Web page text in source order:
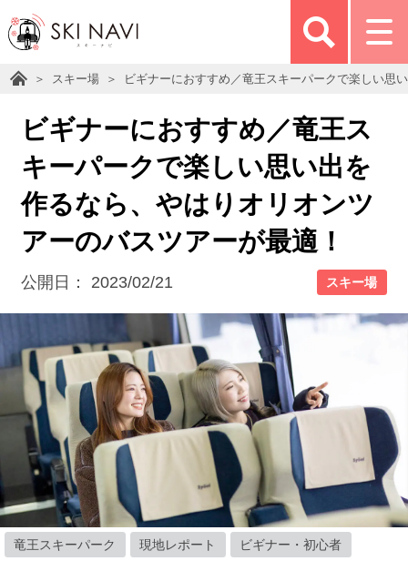
スキー場 ビギナーにおすすめ／竜王スキーパークで楽しい思
ビギナーにおすすめ／竜王ス
キーパークで楽しい思い出を
作るなら、やはりオリオンツ
アーのバスツアーが最適！
公開日： 2023/02/21 スキー場
竜王スキーパーク 現地レポート ビギナー・初心者